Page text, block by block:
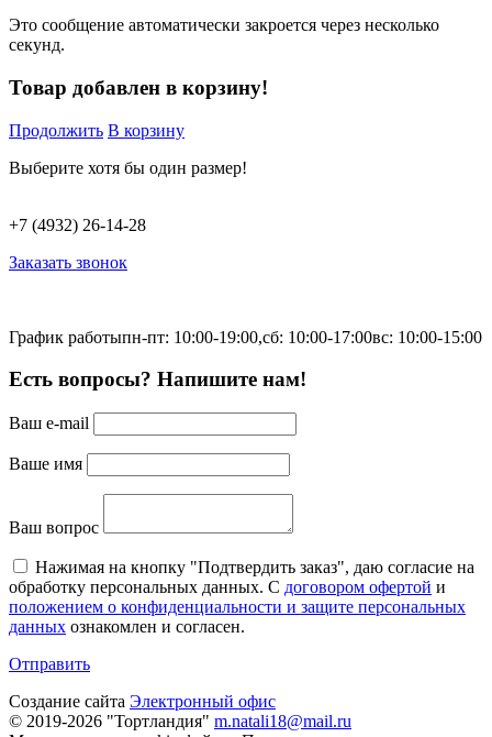
Это сообщение автоматически закроется через несколько
секунд.
Товар добавлен в корзину!
Продолжить В корзину
Выберите хотя бы один размер!
+7 (4932) 26-14-28
Заказать звонок
График работыпн-пт: 10:00-19:00,сб: 10:00-17:00вс: 10:00-15:00
Есть вопросы? Напишите нам!
Ваш e-mail
Ваше имя
Ваш вопрос
Нажимая на кнопку "Подтвердить заказ", даю согласие на
обработку персональных данных. С договором офертой и
положением о конфиденциальности и защите персональных
данных ознакомлен и согласен.
Отправить
Создание сайта Электронный офис
© 2019-2026 "Тортландия" m.natali18@mail.ru